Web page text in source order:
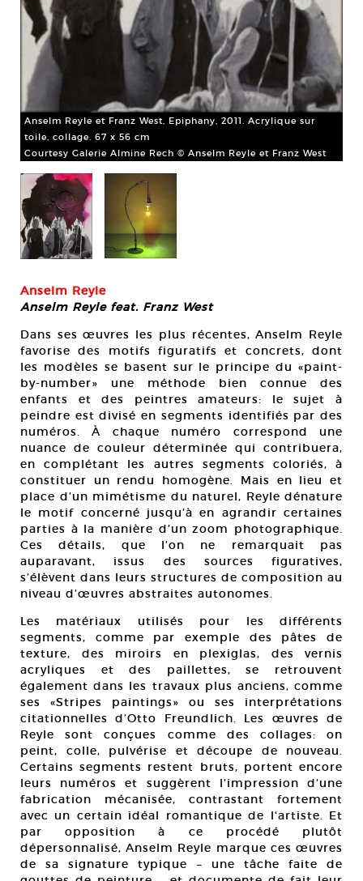
Anselm Reyle et Franz West, Epiphany, 2011. Acrylique sur
toile, collage. 67 x 56 cm
Courtesy Galerie Almine Rech © Anselm Reyle et Franz West
Anselm Reyle
Anselm Reyle feat. Franz West
Dans ses œuvres les plus récentes, Anselm Reyle
favorise des motifs figuratifs et concrets, dont
les modèles se basent sur le principe du «paint-
by-number» une méthode bien connue des
enfants et des peintres amateurs: le sujet à
peindre est divisé en segments identifiés par des
numéros. À chaque numéro correspond une
nuance de couleur déterminée qui contribuera,
en complétant les autres segments coloriés, à
constituer un rendu homogène. Mais en lieu et
place d’un mimétisme du naturel, Reyle dénature
le motif concerné jusqu’à en agrandir certaines
parties à la manière d’un zoom photographique.
Ces détails, que l’on ne remarquait pas
auparavant, issus des sources figuratives,
s’élèvent dans leurs structures de composition au
niveau d’œuvres abstraites autonomes.
Les matériaux utilisés pour les différents
segments, comme par exemple des pâtes de
texture, des miroirs en plexiglas, des vernis
acryliques et des paillettes, se retrouvent
également dans les travaux plus anciens, comme
ses «Stripes paintings» ou ses interprétations
citationnelles d’Otto Freundlich. Les œuvres de
Reyle sont conçues comme des collages: on
peint, colle, pulvérise et découpe de nouveau.
Certains segments restent bruts, portent encore
leurs numéros et suggèrent l’impression d’une
fabrication mécanisée, contrastant fortement
avec un certain idéal romantique de l‘artiste. Et
par opposition à ce procédé plutôt
dépersonnalisé, Anselm Reyle marque ces œuvres
de sa signature typique – une tâche faite de